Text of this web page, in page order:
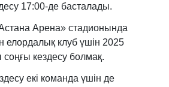
17:00-де басталады.
Арена» стадионында
елордалық клуб үшін 2025
кездесу болмақ.
екі команда үшін де